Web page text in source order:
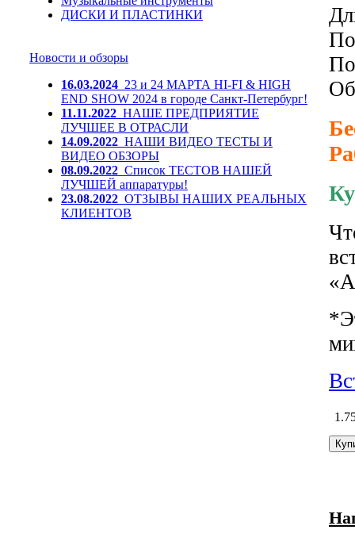
ДИСКИ И ПЛАСТИНКИ
Новости и обзоры
16.03.2024 23 и 24 МАРТА HI-FI & HIGH
END SHOW 2024 в городе Санкт-Петербург!
11.11.2022 НАШЕ ПРЕДПРИЯТИЕ
ЛУЧШЕЕ В ОТРАСЛИ
14.09.2022 НАШИ ВИДЕО ТЕСТЫ И
ВИДЕО ОБЗОРЫ
08.09.2022 Список ТЕСТОВ НАШЕЙ
ЛУЧШЕЙ аппаратуры!
23.08.2022 ОТЗЫВЫ НАШИХ РЕАЛЬНЫХ
КЛИЕНТОВ